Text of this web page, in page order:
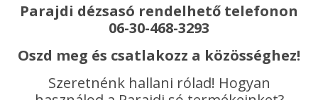
Parajdi dézsasó rendelhető telefonon
06-30-468-3293
Oszd meg és csatlakozz a közösséghez!
Szeretnénk hallani rólad! Hogyan